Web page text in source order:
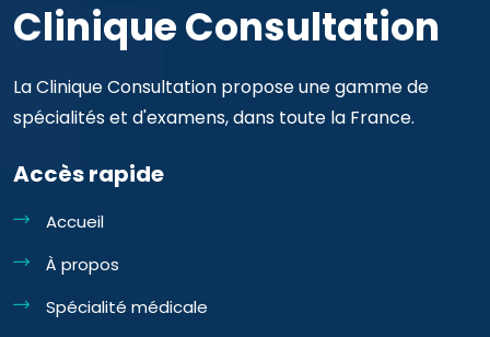
Clinique Consultation
La Clinique Consultation propose une gamme de
spécialités et d'examens, dans toute la France.
Accès rapide
Accueil
À propos
Spécialité médicale